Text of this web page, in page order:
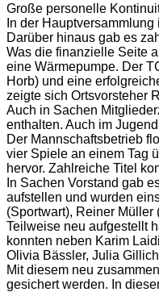
Bild
Große personelle
In der
Darüber hinaus gab es
Was die finanzielle Seite
eine Wärmepumpe. Der
Horb) und eine
zeigte sich Ortsvorsteher
Auch in Sachen
enthalten. Auch im
Der Mannschaftsbetrieb
vier Spiele an einem Tag
hervor. Zahlreiche Titel
In Sachen Vorstand gab
aufstellen und wurden
(Sportwart), Reiner
Teilweise neu aufgestellt
konnten neben Karim
Olivia Bässler, Julia
Mit diesem neu
gesichert werden. In